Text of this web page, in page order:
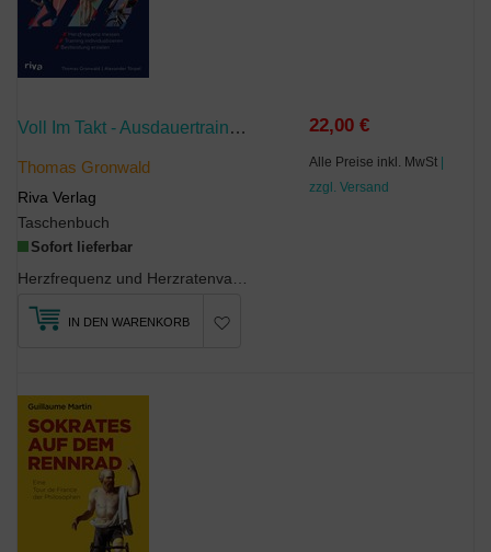
Voll Im Takt - Ausdauertraining Im Rhythmus Des Herzschlags
Thomas Gronwald
Riva Verlag
Taschenbuch
Sofort lieferbar
22,00 €
Alle Preise inkl. MwSt |
zzgl. Versand
IN DEN WARENKORB